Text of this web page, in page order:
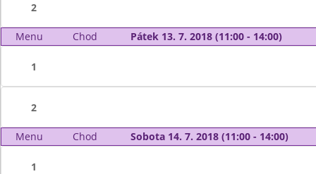
2
Menu Chod Pátek 13. 7. 2018 (11:00 - 14:00)
1
2
Menu Chod Sobota 14. 7. 2018 (11:00 - 14:00)
1